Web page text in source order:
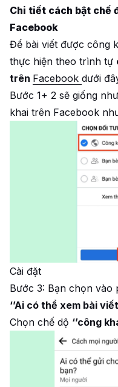
Chi tiết cách bật chế
Facebook
Để bài viết được công
thực hiện theo trình tự
trên Facebook dưới
Bước 1+ 2 sẽ giống
khai trên Facebook
Cài đặt
Bước 3: Bạn chọn vào
‘’Ai có thể xem bài
Chọn chế dộ ‘’công